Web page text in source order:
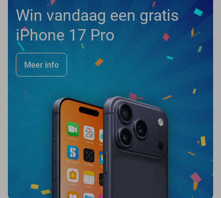
Win vandaag een gratis
iPhone 17 Pro
Meer info